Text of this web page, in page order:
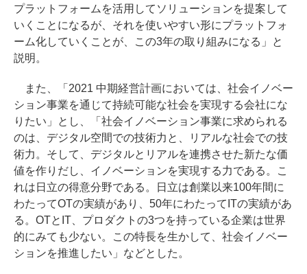
プラットフォームを活用してソリューションを提案して
いくことになるが、それを使いやすい形にプラットフォ
ーム化していくことが、この3年の取り組みになる」と
説明。
また、「2021 中期経営計画においては、社会イノベー
ション事業を通じて持続可能な社会を実現する会社にな
りたい」とし、「社会イノベーション事業に求められる
のは、デジタル空間での技術力と、リアルな社会での技
術力。そして、デジタルとリアルを連携させた新たな価
値を作りだし、イノベーションを実現する力である。こ
れは日立の得意分野である。日立は創業以来100年間に
わたってOTの実績があり、50年にわたってITの実績があ
る。OTとIT、プロダクトの3つを持っている企業は世界
的にみても少ない。この特長を生かして、社会イノベー
ションを推進したい」などとした。